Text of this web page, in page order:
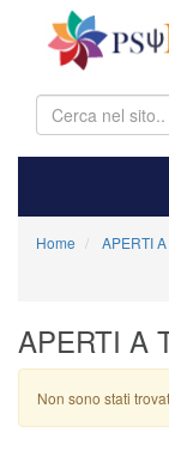
Home APERTI
APERTI A
Non sono stati